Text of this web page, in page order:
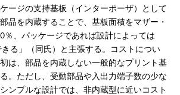
ージの支持基板（インターポーザ）として
品を内蔵することで、基板面積をマザー・
％、パッケージであれば設計によっては
る」（同氏）と主張する。コストについ
は、部品を内蔵しない一般的なプリント基
。ただし、受動部品や入出力端子数の少な
ンプルな設計では、非内蔵型に近いコスト